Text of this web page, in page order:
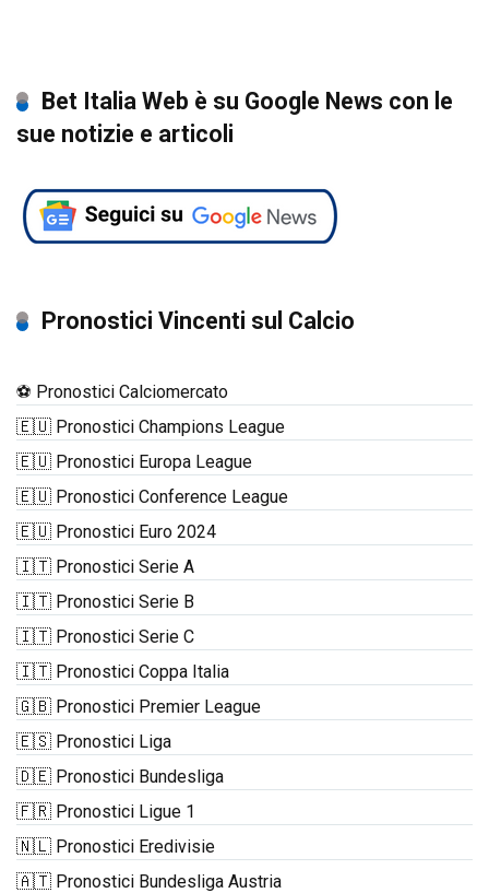
Bet Italia Web è su Google News con le
sue notizie e articoli
Pronostici Vincenti sul Calcio
⚽ Pronostici Calciomercato
🇪🇺 Pronostici Champions League
🇪🇺 Pronostici Europa League
🇪🇺 Pronostici Conference League
🇪🇺 Pronostici Euro 2024
🇮🇹 Pronostici Serie A
🇮🇹 Pronostici Serie B
🇮🇹 Pronostici Serie C
🇮🇹 Pronostici Coppa Italia
🇬🇧 Pronostici Premier League
🇪🇸 Pronostici Liga
🇩🇪 Pronostici Bundesliga
🇫🇷 Pronostici Ligue 1
🇳🇱 Pronostici Eredivisie
🇦🇹 Pronostici Bundesliga Austria